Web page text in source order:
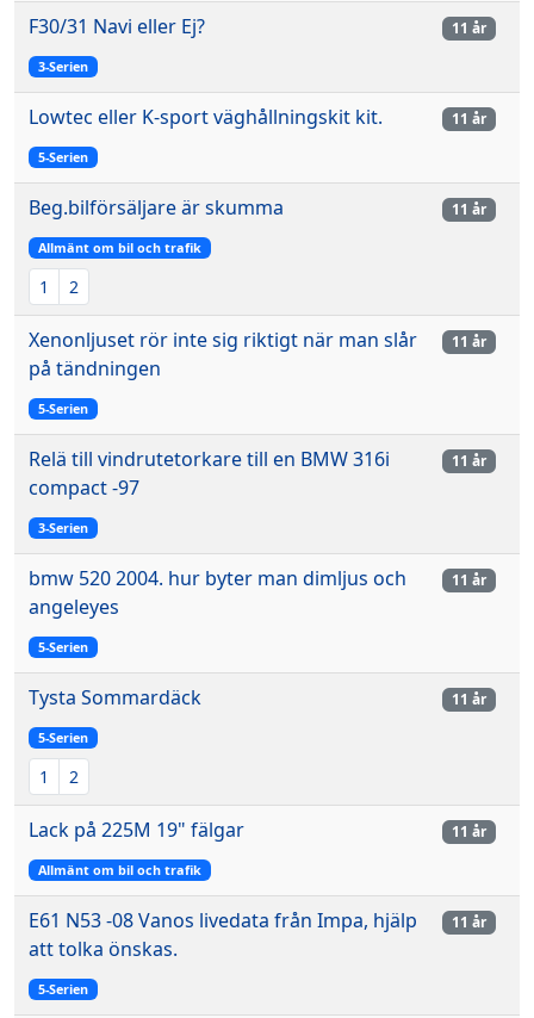
F30/31 Navi eller Ej?
3-Serien
11 år
Lowtec eller K-sport väghållningskit kit.
5-Serien
11 år
Beg.bilförsäljare är skumma
Allmänt om bil och trafik
1 2
11 år
Xenonljuset rör inte sig riktigt när man slår
på tändningen
5-Serien
11 år
Relä till vindrutetorkare till en BMW 316i
compact -97
3-Serien
11 år
bmw 520 2004. hur byter man dimljus och
angeleyes
5-Serien
11 år
Tysta Sommardäck
5-Serien
1 2
11 år
Lack på 225M 19" fälgar
Allmänt om bil och trafik
11 år
E61 N53 -08 Vanos livedata från Impa, hjälp
att tolka önskas.
5-Serien
11 år